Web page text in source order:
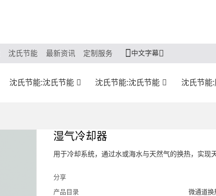
沈氏节能 最新资讯 定制服务 中文字幕
沈氏节能:沈氏节能 沈氏节能:沈氏节能 沈氏节能
湿气冷却器
用于冷却系统，通过水或海水与天然气的换热，实现
分享
产品目录
微通道换